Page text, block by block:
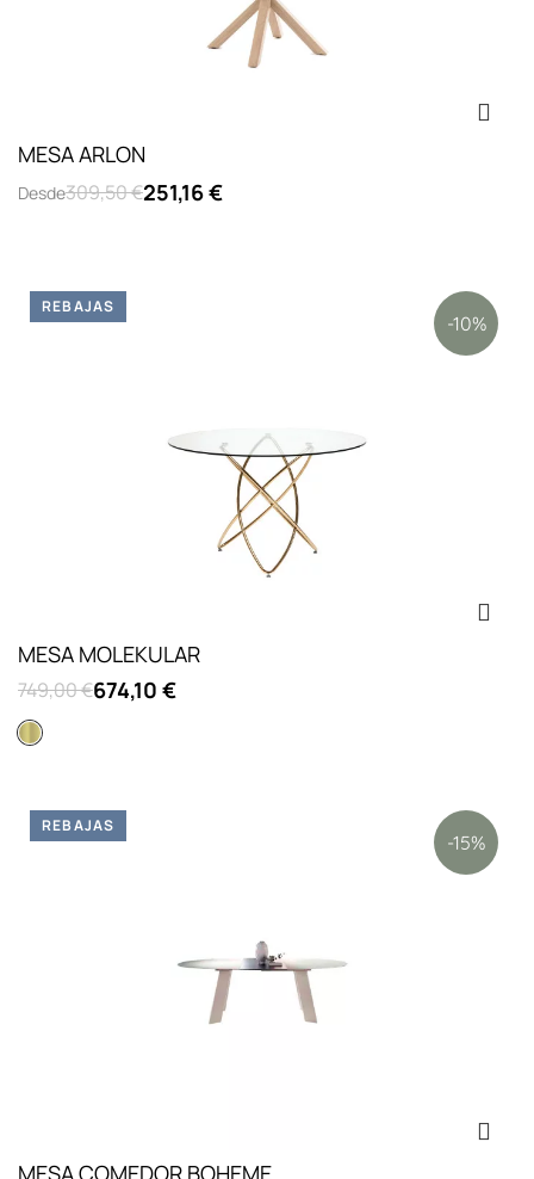
MESA ARLON
Desde309,50 €251,16 €
MESA MOLEKULAR
749,00 €674,10 €
Dorado
-10%
REBAJAS
-15%
REBAJAS